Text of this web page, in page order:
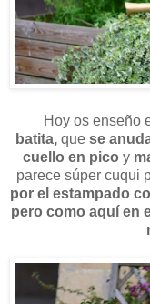
Hoy os enseño
batita,que se
cuello en pico y
parece súper cuqui
por el estampado
pero como aquí en